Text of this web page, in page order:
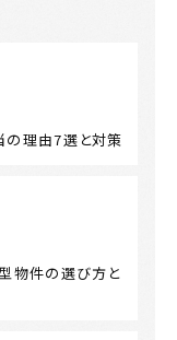
の理由7選と対策
物件の選び方と